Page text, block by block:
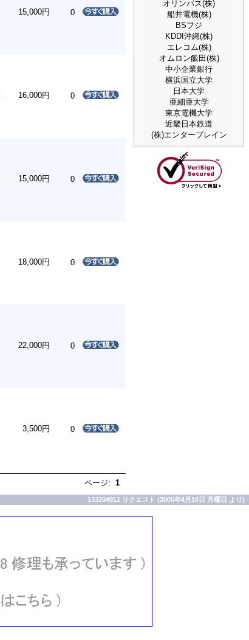
15,000円 0
16,000円 0
15,000円 0
18,000円 0
22,000円 0
3,500円 0
ページ: 1
オリンパス(株)
船井電機(株)
BSフジ
KDDI沖縄(株)
エレコム(株)
オムロン飯田(株)
中小企業銀行
横浜国立大学
日本大学
亜細亜大学
東京電機大学
近畿日本鉄道
(株)エンターブレイン
133204911 リクエスト (2005年4月18日 月曜日 より)